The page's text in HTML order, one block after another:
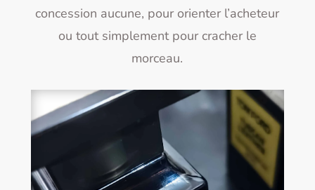
concession aucune, pour orienter l’acheteur
ou tout simplement pour cracher le
morceau.